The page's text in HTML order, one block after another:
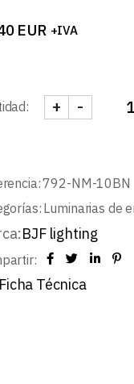
EUR +IVA
SPOT
-
+
792-NM-10BN
Luminarias de
BJF lighting
Ficha Técnica